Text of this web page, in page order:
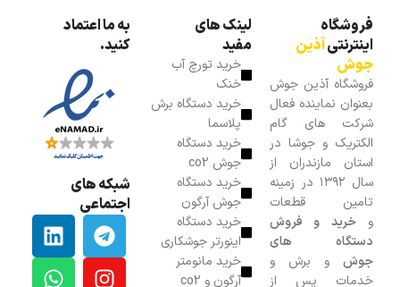
فروشگاه
اینترنتیآذین
جوش
فروشگاه آذین جوش
بعنوان نماینده فعال
شرکت های گام
الکتریک و جوشا در
استان مازندران از
سال ۱۳۹۲ در زمینه
تامین قطعات
وخرید و فروش
دستگاه های
جوش و برش و
خدمات پس از
لینک های
مفید
خرید تورچ آب
خنک
خرید دستگاه برش
پلاسما
خرید دستگاه
جوش co2
خرید دستگاه
جوش آرگون
خرید دستگاه
اینورتر جوشکاری
خرید مانومتر
آرگون و co2
به ما اعتماد
کنید.
شبکه های
اجتماعی